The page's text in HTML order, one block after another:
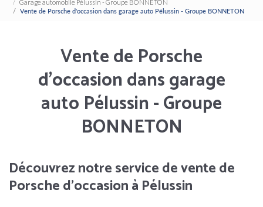
Garage automobile Pélussin - Groupe BONNETON
Vente de Porsche d'occasion dans garage auto Pélussin - Groupe BONNETON
Vente de Porsche
d'occasion dans garage
auto Pélussin - Groupe
BONNETON
Découvrez notre service de vente de
Porsche d'occasion à Pélussin